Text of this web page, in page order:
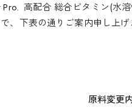
高配合 総合ビタミン(水
、下表の通りご案内申し上げ
原料変更